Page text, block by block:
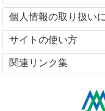
個人情報の取り扱い
サイトの使い方
関連リンク集